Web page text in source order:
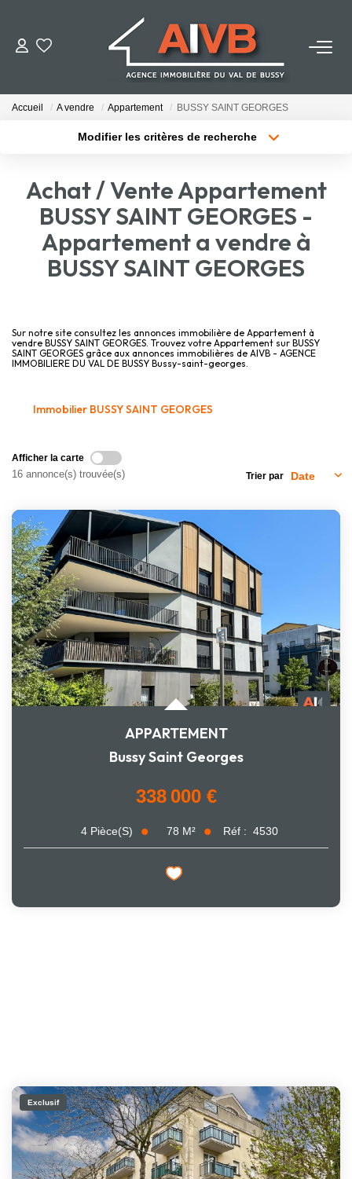
ACHETER
BIENS VENDUS
NOTRE AGENCE
Notre Équipe
Nous Rejoindre
CONTACT
Accueil A vendre Appartement BUSSY SAINT GEORGES
Modifier les critères de recherche
Surface min Budget max
Plus de critères Créer une alerte
Achat / Vente Appartement
BUSSY SAINT GEORGES -
Appartement a vendre à
BUSSY SAINT GEORGES
Sur notre site consultez les annonces immobilière de Appartement à
vendre BUSSY SAINT GEORGES. Trouvez votre Appartement sur BUSSY
SAINT GEORGES grâce aux annonces immobilières de AIVB - AGENCE
IMMOBILIERE DU VAL DE BUSSY Bussy-saint-georges.
Immobilier BUSSY SAINT GEORGES
Afficher la carte
16 annonce(s) trouvée(s) Trier par
APPARTEMENT
Bussy Saint Georges
338 000 €
4 Pièce(s) 78 M² Réf : 4530
Exclusif